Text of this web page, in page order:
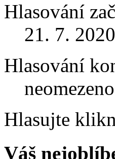
Hlasování
21. 7. 2020
Hlasování
neomezeno
Hlasujte
Váš